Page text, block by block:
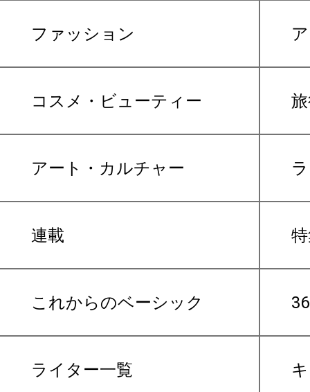
ファッション
コスメ・ビューティー
アート・カルチャー
連載
これからのベーシック
ライター一覧